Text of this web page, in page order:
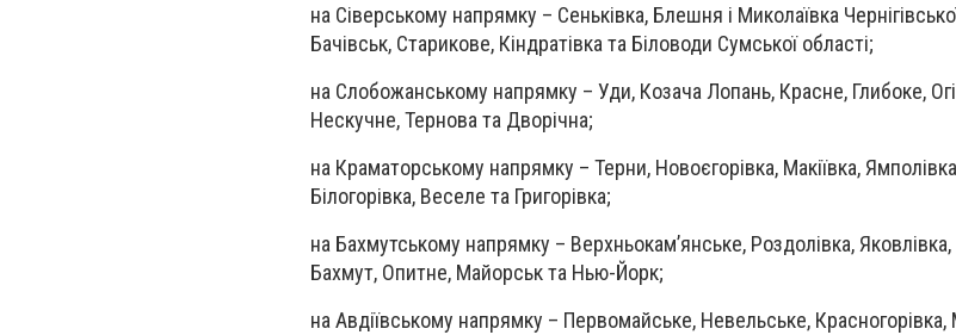
на Сіверському напрямку – Сеньківка, Блешня і Миколаївка
Бачівськ, Старикове, Кіндратівка та Біловоди Сумської області;
на Слобожанському напрямку – Уди, Козача Лопань, Красне, Глибоке,
Нескучне, Тернова та Дворічна;
на Краматорському напрямку – Терни, Новоєгорівка, Макіївка,
Білогорівка, Веселе та Григорівка;
на Бахмутському напрямку – Верхньокам’янське, Роздолівка,
Бахмут, Опитне, Майорськ та Нью-Йорк;
на Авдіївському напрямку – Первомайське, Невельське, Красногорівка,